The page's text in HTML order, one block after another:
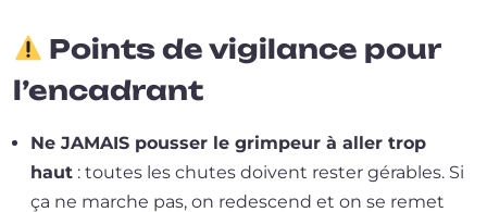
Points de vigilance pour
l’encadrant
Ne JAMAIS pous­ser le grim­peur à aller trop
haut : toutes les chutes doivent res­ter gérables. Si
ça ne marche pas, on redes­cend et on se remet